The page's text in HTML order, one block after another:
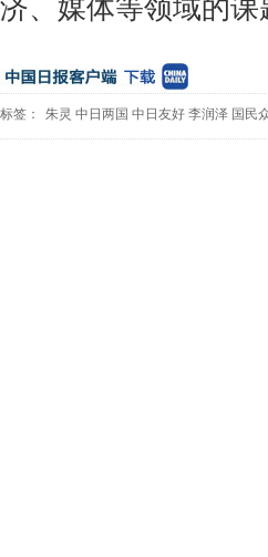
济、媒体等领域的课
标签： 朱灵 中日两国 中日友好 李润泽 国民